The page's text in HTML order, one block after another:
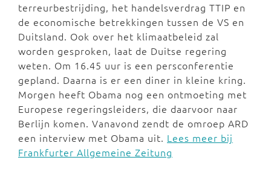
terreurbestrijding, het handelsverdrag TTIP en
de economische betrekkingen tussen de VS en
Duitsland. Ook over het klimaatbeleid zal
worden gesproken, laat de Duitse regering
weten. Om 16.45 uur is een persconferentie
gepland. Daarna is er een diner in kleine kring.
Morgen heeft Obama nog een ontmoeting met
Europese regeringsleiders, die daarvoor naar
Berlijn komen. Vanavond zendt de omroep ARD
een interview met Obama uit. Lees meer bij
Frankfurter Allgemeine Zeitung